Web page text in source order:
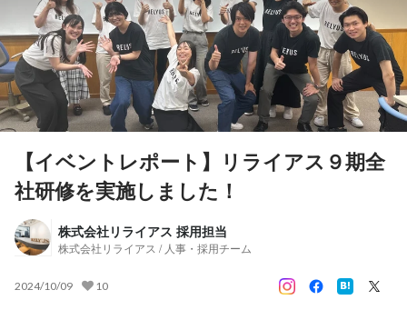
【イベントレポート】リライアス９期全
社研修を実施しました！
株式会社リライアス 採用担当
株式会社リライアス / 人事・採用チーム
2024/10/09 10